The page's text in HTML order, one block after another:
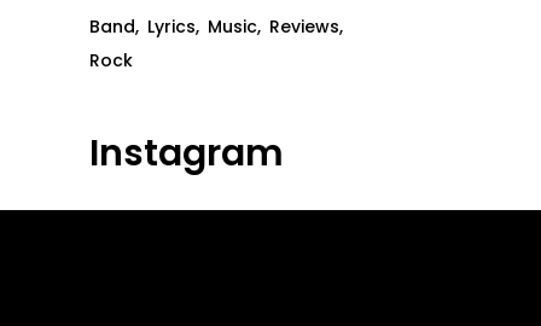
Band Lyrics Music Reviews
Rock
Instagram